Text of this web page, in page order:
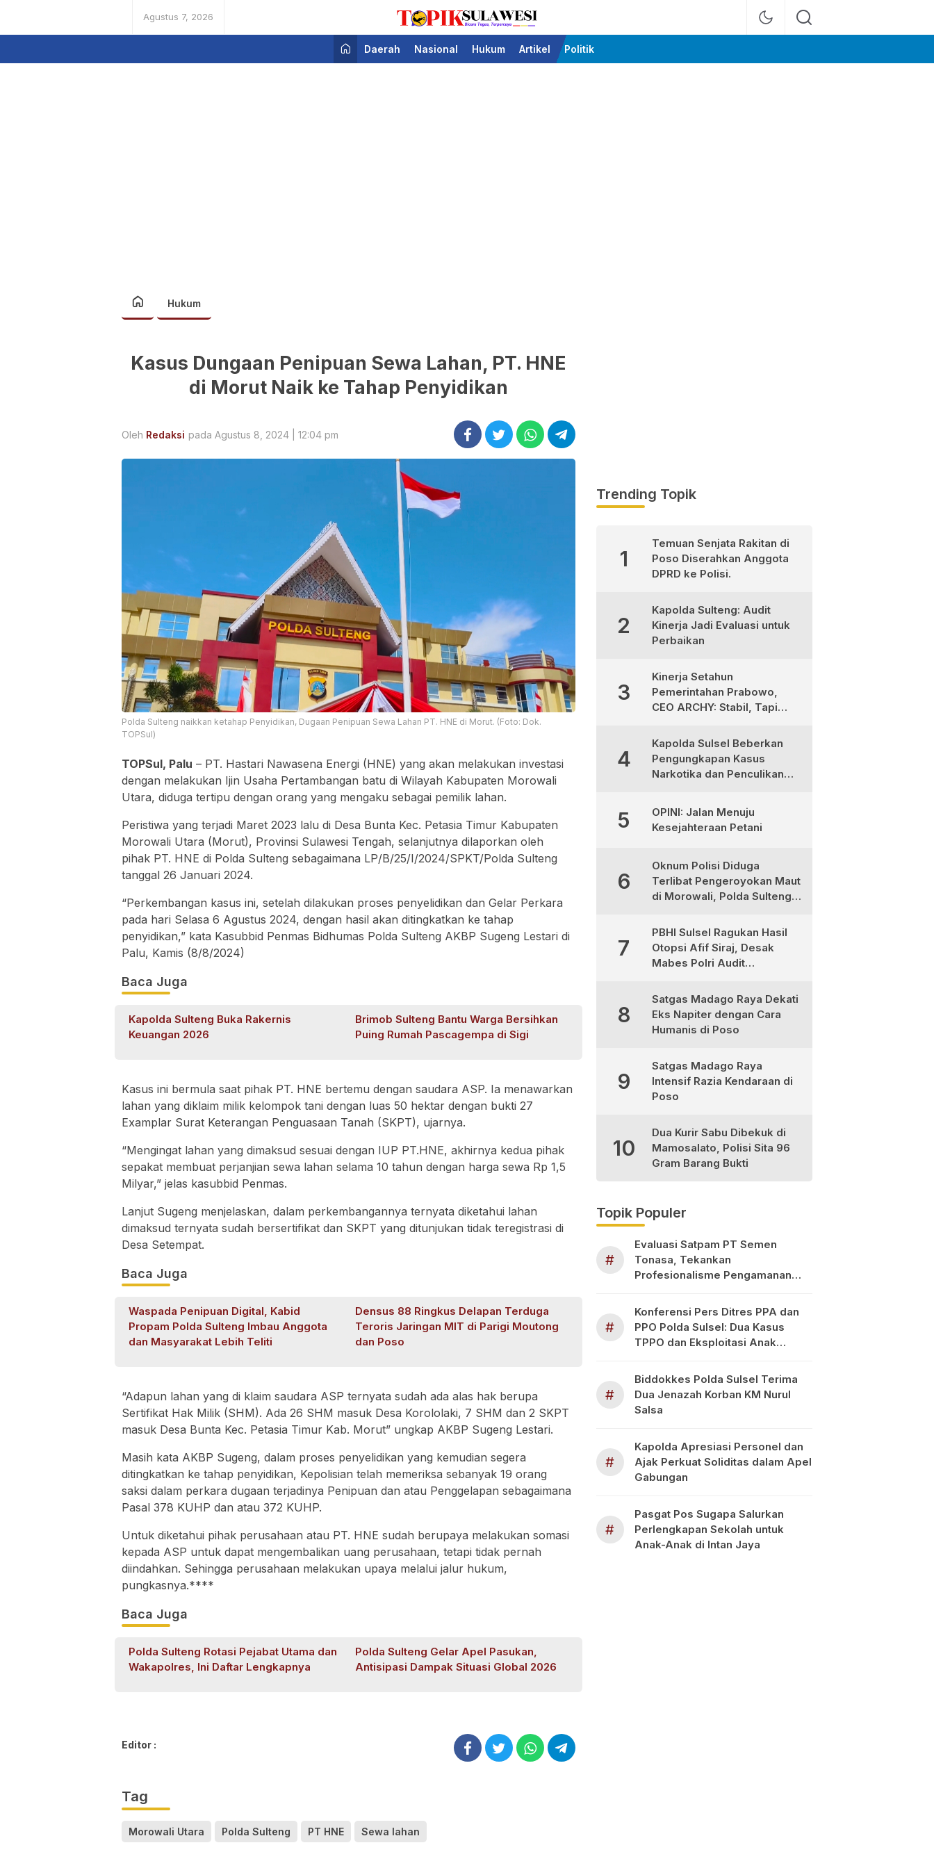
Agustus 7, 2026
Topik Sulawesi
Bicara Tegas Terpercaya
Daerah Nasional Hukum Artikel Politik
Hukum
Kasus Dungaan Penipuan Sewa Lahan, PT. HNE
di Morut Naik ke Tahap Penyidikan
Oleh Redaksi pada Agustus 8, 2024 | 12:04 pm
Polda Sulteng naikkan ketahap Penyidikan, Dugaan Penipuan Sewa Lahan PT. HNE di Morut. (Foto: Dok.
TOPSul)
TOPSul, Palu – PT. Hastari Nawasena Energi (HNE) yang akan melakukan investasi
dengan melakukan Ijin Usaha Pertambangan batu di Wilayah Kabupaten Morowali
Utara, diduga tertipu dengan orang yang mengaku sebagai pemilik lahan.
Peristiwa yang terjadi Maret 2023 lalu di Desa Bunta Kec. Petasia Timur Kabupaten
Morowali Utara (Morut), Provinsi Sulawesi Tengah, selanjutnya dilaporkan oleh
pihak PT. HNE di Polda Sulteng sebagaimana LP/B/25/I/2024/SPKT/Polda Sulteng
tanggal 26 Januari 2024.
“Perkembangan kasus ini, setelah dilakukan proses penyelidikan dan Gelar Perkara
pada hari Selasa 6 Agustus 2024, dengan hasil akan ditingkatkan ke tahap
penyidikan,” kata Kasubbid Penmas Bidhumas Polda Sulteng AKBP Sugeng Lestari di
Palu, Kamis (8/8/2024)
Baca Juga
Kapolda Sulteng Buka Rakernis
Keuangan 2026
Brimob Sulteng Bantu Warga Bersihkan
Puing Rumah Pascagempa di Sigi
Kasus ini bermula saat pihak PT. HNE bertemu dengan saudara ASP. Ia menawarkan
lahan yang diklaim milik kelompok tani dengan luas 50 hektar dengan bukti 27
Examplar Surat Keterangan Penguasaan Tanah (SKPT), ujarnya.
“Mengingat lahan yang dimaksud sesuai dengan IUP PT.HNE, akhirnya kedua pihak
sepakat membuat perjanjian sewa lahan selama 10 tahun dengan harga sewa Rp 1,5
Milyar,” jelas kasubbid Penmas.
Lanjut Sugeng menjelaskan, dalam perkembangannya ternyata diketahui lahan
dimaksud ternyata sudah bersertifikat dan SKPT yang ditunjukan tidak teregistrasi di
Desa Setempat.
Baca Juga
Waspada Penipuan Digital, Kabid
Propam Polda Sulteng Imbau Anggota
dan Masyarakat Lebih Teliti
Densus 88 Ringkus Delapan Terduga
Teroris Jaringan MIT di Parigi Moutong
dan Poso
“Adapun lahan yang di klaim saudara ASP ternyata sudah ada alas hak berupa
Sertifikat Hak Milik (SHM). Ada 26 SHM masuk Desa Korololaki, 7 SHM dan 2 SKPT
masuk Desa Bunta Kec. Petasia Timur Kab. Morut” ungkap AKBP Sugeng Lestari.
Masih kata AKBP Sugeng, dalam proses penyelidikan yang kemudian segera
ditingkatkan ke tahap penyidikan, Kepolisian telah memeriksa sebanyak 19 orang
saksi dalam perkara dugaan terjadinya Penipuan dan atau Penggelapan sebagaimana
Pasal 378 KUHP dan atau 372 KUHP.
Untuk diketahui pihak perusahaan atau PT. HNE sudah berupaya melakukan somasi
kepada ASP untuk dapat mengembalikan uang perusahaan, tetapi tidak pernah
diindahkan. Sehingga perusahaan melakukan upaya melalui jalur hukum,
pungkasnya.****
Baca Juga
Polda Sulteng Rotasi Pejabat Utama dan
Wakapolres, Ini Daftar Lengkapnya
Polda Sulteng Gelar Apel Pasukan,
Antisipasi Dampak Situasi Global 2026
Editor :
Tag
Morowali Utara Polda Sulteng PT HNE Sewa lahan
Trending Topik
1
Temuan Senjata Rakitan di
Poso Diserahkan Anggota
DPRD ke Polisi.
2
Kapolda Sulteng: Audit
Kinerja Jadi Evaluasi untuk
Perbaikan
3
Kinerja Setahun
Pemerintahan Prabowo,
CEO ARCHY: Stabil, Tapi
4
Kapolda Sulsel Beberkan
Pengungkapan Kasus
Narkotika dan Penculikan
5
OPINI: Jalan Menuju
Kesejahteraan Petani
6
Oknum Polisi Diduga
Terlibat Pengeroyokan Maut
di Morowali, Polda Sulteng
7
PBHI Sulsel Ragukan Hasil
Otopsi Afif Siraj, Desak
Mabes Polri Audit
8
Satgas Madago Raya Dekati
Eks Napiter dengan Cara
Humanis di Poso
9
Satgas Madago Raya
Intensif Razia Kendaraan di
Poso
10
Dua Kurir Sabu Dibekuk di
Mamosalato, Polisi Sita 96
Gram Barang Bukti
Topik Populer
#
Evaluasi Satpam PT Semen
Tonasa, Tekankan
Profesionalisme Pengamanan
#
Konferensi Pers Ditres PPA dan
PPO Polda Sulsel: Dua Kasus
TPPO dan Eksploitasi Anak
#
Biddokkes Polda Sulsel Terima
Dua Jenazah Korban KM Nurul
Salsa
#
Kapolda Apresiasi Personel dan
Ajak Perkuat Soliditas dalam Apel
Gabungan
#
Pasgat Pos Sugapa Salurkan
Perlengkapan Sekolah untuk
Anak-Anak di Intan Jaya